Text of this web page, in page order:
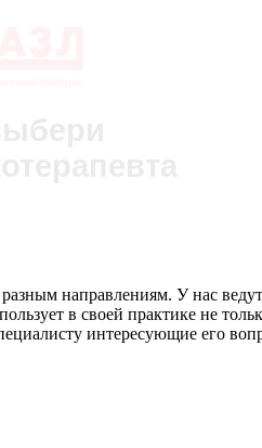
903-85-03
направлениям. У нас
в своей практике не
интересующие его